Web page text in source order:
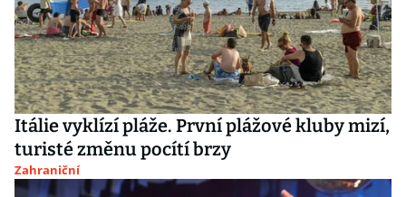
Itálie vyklízí pláže. První plážové kluby mizí,
turisté změnu pocítí brzy
Zahraniční